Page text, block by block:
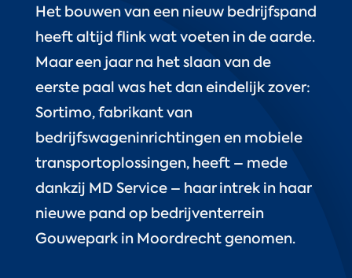
Het bouwen van een nieuw bedrijfspand
heeft altijd flink wat voeten in de aarde.
Maar een jaar na het slaan van de
eerste paal was het dan eindelijk zover:
Sortimo, fabrikant van
bedrijfswageninrichtingen en mobiele
transportoplossingen, heeft – mede
dankzij MD Service – haar intrek in haar
nieuwe pand op bedrijventerrein
Gouwepark in Moordrecht genomen.